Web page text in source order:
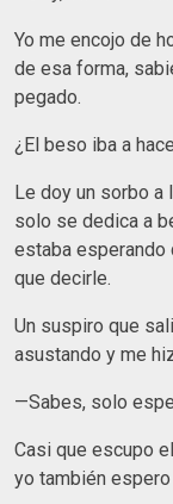
Yo me encojo de
de esa forma,
pegado.
¿El beso iba a
Le doy un sorbo a
solo se dedica a
estaba esperando
que decirle.
Un suspiro que
asustando y me
—Sabes, solo
Casi que escupo
yo también